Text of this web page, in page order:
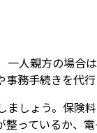
人親方の場合
務手続きを代
しょう。保険
っているか、